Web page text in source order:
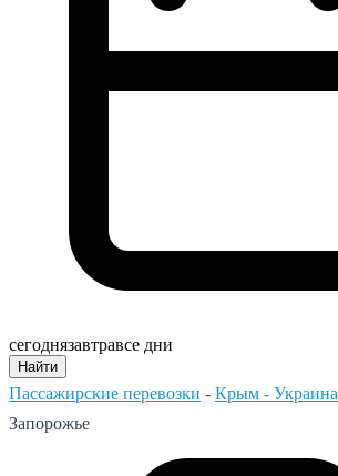
сегоднязавтравсе дни
Найти
Пассажирские перевозки - Крым - Украина
Запорожье